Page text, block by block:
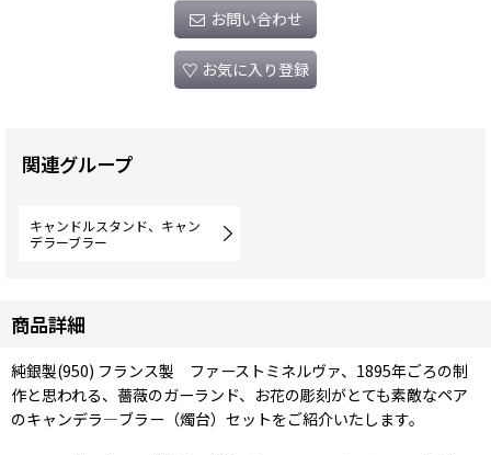
お問い合わせ
お気に入り登録
関連グループ
キャンドルスタンド、キャン
デラーブラー
商品詳細
純銀製(950) フランス製 ファーストミネルヴァ、1895年ごろの制
作と思われる、薔薇のガーランド、お花の彫刻がとても素敵なペア
のキャンデラ―ブラー（燭台）セットをご紹介いたします。